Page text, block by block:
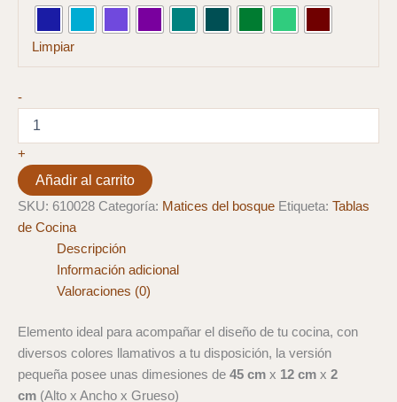
Limpiar
-Tabla
Baguet
Madera
y
Resina
Pequeña
cantidad
+
Añadir al carrito
SKU: 610028 Categoría: Matices del bosque Etiqueta: Tablas
de Cocina
Descripción
Información adicional
Valoraciones (0)
Elemento ideal para acompañar el diseño de tu cocina, con
diversos colores llamativos a tu disposición, la versión
pequeña posee unas dimesiones de 45 cm x 12 cm x 2
cm (Alto x Ancho x Grueso)